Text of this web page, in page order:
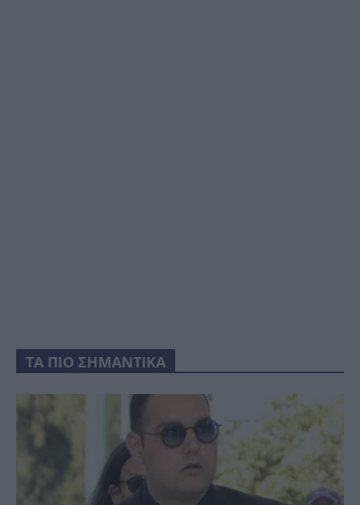
ΤΑ ΠΙΟ ΣΗΜΑΝΤΙΚΑ